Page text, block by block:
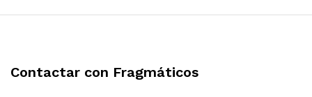
Contactar con Fragmáticos